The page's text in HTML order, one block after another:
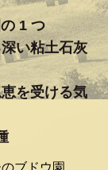
1 つ
い粘土石灰
を受ける気
ブドウ園